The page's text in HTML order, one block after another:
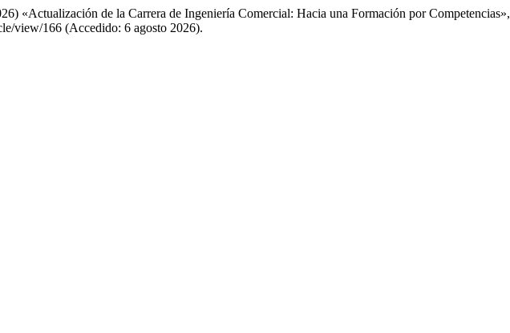
«Actualización de la Carrera de Ingeniería Comercial: Hacia una Formación por Competencias»,
view/166 (Accedido: 6 agosto 2026).